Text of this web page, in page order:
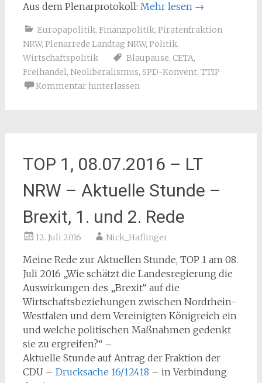
Aus dem Plenarprotokoll: Mehr lesen →
Europapolitik, Finanzpolitik, Piratenfraktion
NRW, Plenarrede Landtag NRW, Politik,
Wirtschaftspolitik
Blaupause, CETA,
Freihandel, Neoliberalismus, SPD-Konvent, TTIP
Kommentar hinterlassen
TOP 1, 08.07.2016 – LT
NRW – Aktuelle Stunde –
Brexit, 1. und 2. Rede
12. Juli 2016 Nick_Haflinger
Meine Rede zur Aktuellen Stunde, TOP 1 am 08.
Juli 2016 „Wie schätzt die Landesregierung die
Auswirkungen des „Brexit“ auf die
Wirtschaftsbeziehungen zwischen Nordrhein-
Westfalen und dem Vereinigten Königreich ein
und welche politischen Maßnahmen gedenkt
sie zu ergreifen?“ –
Aktuelle Stunde auf Antrag der Fraktion der
CDU – Drucksache 16/12418 – in Verbindung